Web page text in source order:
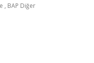
, BAP Diğer